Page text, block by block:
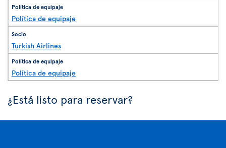
Política de equipaje
Turkish Airlines
Política de equipaje
¿Está listo para reservar?